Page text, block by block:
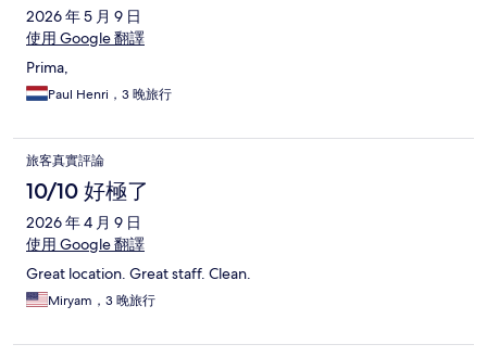
2026 年 5 月 9 日
使用 Google 翻譯
Prima,
Paul Henri，3 晚旅行
旅客真實評論
10/10 好極了
2026 年 4 月 9 日
使用 Google 翻譯
Great location. Great staff. Clean.
Miryam，3 晚旅行